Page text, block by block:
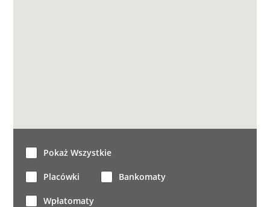
Pokaż Wszystkie
Placówki Bankomaty
Wpłatomaty